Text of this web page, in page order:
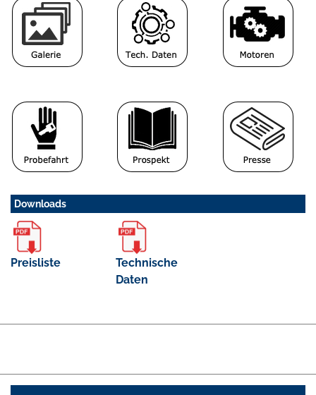
Downloads
Preisliste
Technische
Daten